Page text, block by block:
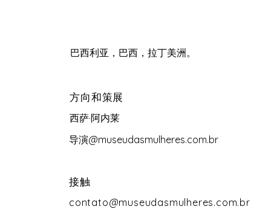
巴西利亚，巴西，拉丁美洲。
方向和策展
西萨·阿内莱
导演@museudasmulheres.com.br
接触
contato@museudasmulheres.com.br